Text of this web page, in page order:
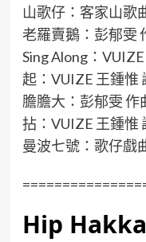
山歌仔：客家山歌
老羅賣鵝：彭郁雯
Sing Along：
起：VUIZE 王鍾惟
膽膽大：彭郁雯 作
拈：VUIZE 王鍾惟
曼波七號：歌仔戲
Hip